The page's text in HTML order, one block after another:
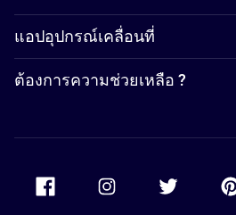
แอปอุปกรณ์เคลื่อนที่
ต้องการความช่วยเหลือ ?
Accor Facebook Accor Twitter